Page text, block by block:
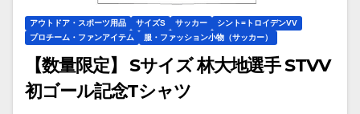
アウトドア・スポーツ用品 サイズS サッカー
シント=トロイデンVV
プロチーム・ファンアイテム
服・ファッション小物（サッカー）
【数量限定】 Sサイズ 林大地選手 STVV
初ゴール記念Tシャツ